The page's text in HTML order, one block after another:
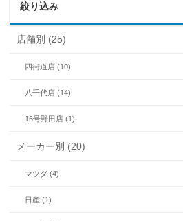
絞り込み
店舗別 (25)
四街道店 (10)
八千代店 (14)
16号野田店 (1)
メーカー別 (20)
マツダ (4)
日産 (1)